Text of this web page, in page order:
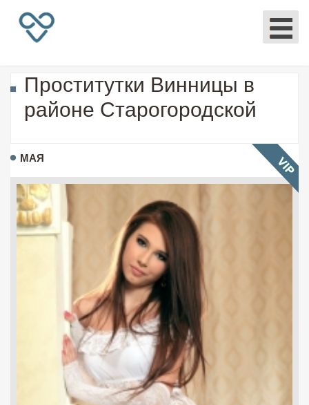
Проститутки Винницы в
районе Старогородской
МАЯ